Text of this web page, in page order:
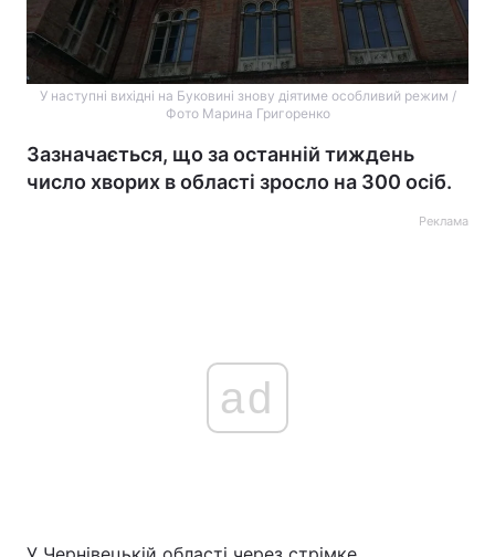
У наступні вихідні на Буковині знову діятиме особливий режим /
Фото Марина Григоренко
Зазначається, що за останній тиждень
число хворих в області зросло на 300 осіб.
Реклама
ad